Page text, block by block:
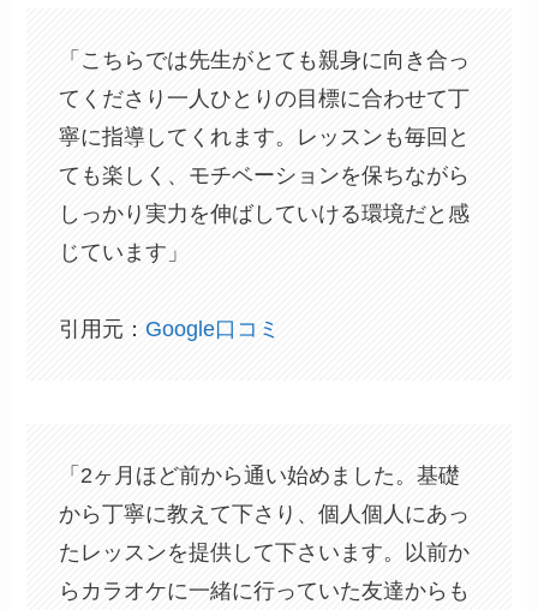
「こちらでは先生がとても親身に向き合っ
てくださり一人ひとりの目標に合わせて丁
寧に指導してくれます。レッスンも毎回と
ても楽しく、モチベーションを保ちながら
しっかり実力を伸ばしていける環境だと感
じています」
引用元： Google口コミ
「2ヶ月ほど前から通い始めました。基礎
から丁寧に教えて下さり、個人個人にあっ
たレッスンを提供して下さいます。以前か
らカラオケに一緒に行っていた友達からも